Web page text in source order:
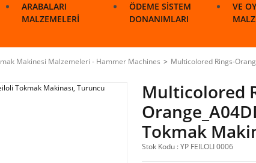
ARABALARI
MALZEMELERI
ÖDEME SISTEM
DONANIMLARI
VE
Makinesi Malzemeleri - Hammer Machines Multicolored Rings-
Multicolored
Tokmak
Stok Kodu : YP FEILOLI 0006